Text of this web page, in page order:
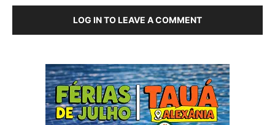
LOG IN TO LEAVE A COMMENT